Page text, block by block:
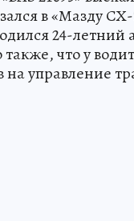
в «Мазду
24-летний
что у
на управление